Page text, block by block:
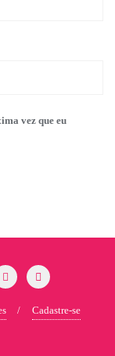
vez que eu
Cadastre-se